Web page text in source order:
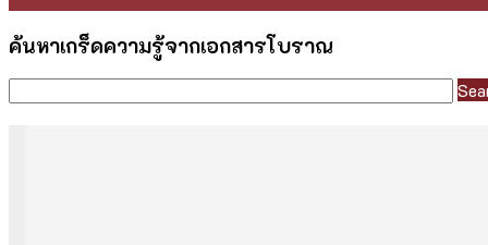
ค้นหาเกร็ดความรู้จากเอกสารโบราณ